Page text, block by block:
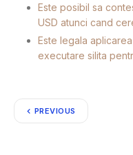
Este posibil sa
USD atunci cand
Este legala
executare silita
PREVIOUS